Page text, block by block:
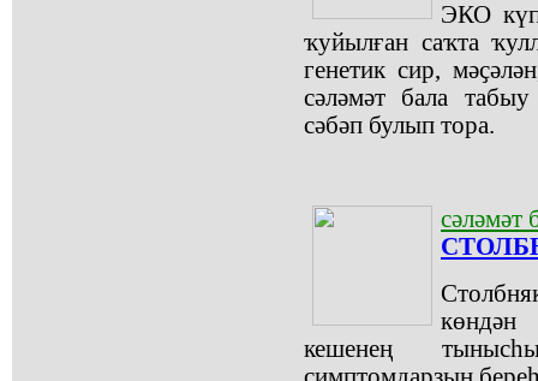
ЭКО
ҡуйылған саҡта
генетик сир,
сәләмәт бала
сәбәп булып тора.
сәләмәт
кешенең